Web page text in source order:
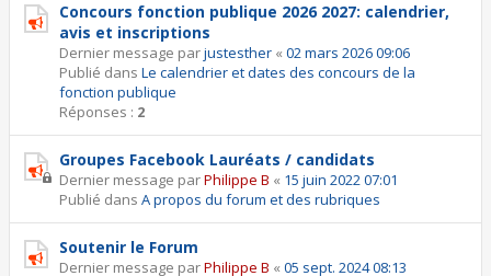
Concours fonction publique 2026 2027: calendrier,
avis et inscriptions
Dernier message parjustesther « 02 mars 2026 09:06
Publié dans Le calendrier et dates des concours de la
fonction publique
Réponses : 2
Groupes Facebook Lauréats / candidats
Dernier message parPhilippe B « 15 juin 2022 07:01
Publié dans A propos du forum et des rubriques
Soutenir le Forum
Dernier message parPhilippe B « 05 sept. 2024 08:13